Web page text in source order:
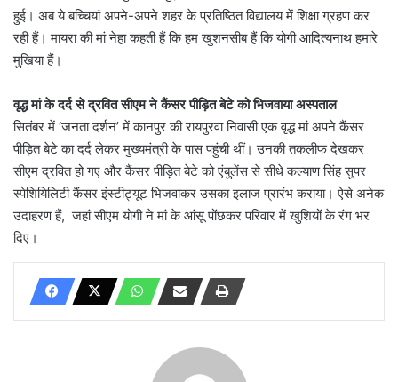
हुई। अब ये बच्चियां अपने-अपने शहर के प्रतिष्ठित विद्यालय में शिक्षा ग्रहण कर
रही हैं। मायरा की मां नेहा कहती हैं कि हम खुशनसीब हैं कि योगी आदित्यनाथ हमारे
मुखिया हैं।
वृद्ध मां के दर्द से द्रवित सीएम ने कैंसर पीड़ित बेटे को भिजवाया अस्पताल
सितंबर में ‘जनता दर्शन’ में कानपुर की रायपुरवा निवासी एक वृद्ध मां अपने कैंसर
पीड़ित बेटे का दर्द लेकर मुख्यमंत्री के पास पहुंची थीं। उनकी तकलीफ देखकर
सीएम द्रवित हो गए और कैंसर पीड़ित बेटे को एंबुलेंस से सीधे कल्याण सिंह सुपर
स्पेशियिलिटी कैंसर इंस्टीट्यूट भिजवाकर उसका इलाज प्रारंभ कराया। ऐसे अनेक
उदाहरण हैं, जहां सीएम योगी ने मां के आंसू पोंछकर परिवार में खुशियों के रंग भर
दिए।